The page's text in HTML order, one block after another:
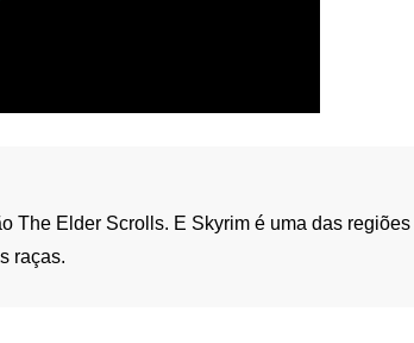
The Elder Scrolls. E Skyrim é uma das regiões
raças.